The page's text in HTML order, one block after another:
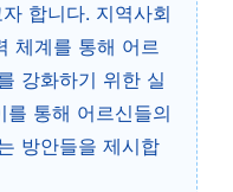
합니다. 지역사회
체계를 통해 어르
강화하기 위한 실
통해 어르신들의
방안들을 제시합